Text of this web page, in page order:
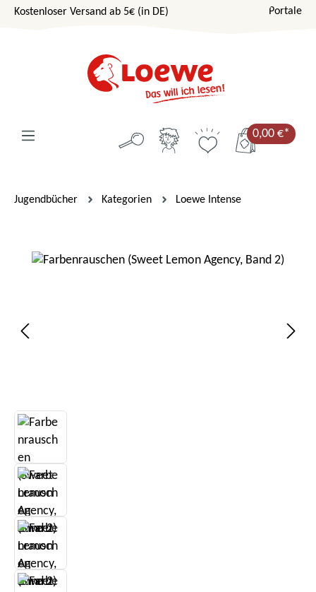
Zum Hauptinhalt springen
Kostenloser Versand ab 5€ (in DE) Portale
0,00 €*
Jugendbücher Kategorien Loewe Intense
Bildergalerie überspringen